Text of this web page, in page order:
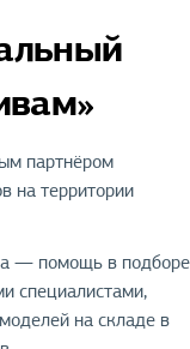
партнёром
на территории
— помощь в подборе
специалистами,
на складе в